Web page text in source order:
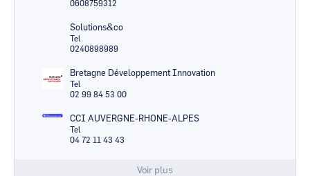
0608759312
Solutions&co
Tel
0240898989
Bretagne Développement Innovation
Tel
02 99 84 53 00
CCI AUVERGNE-RHONE-ALPES
Tel
04 72 11 43 43
Voir plus